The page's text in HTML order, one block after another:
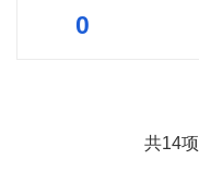
0
共14项